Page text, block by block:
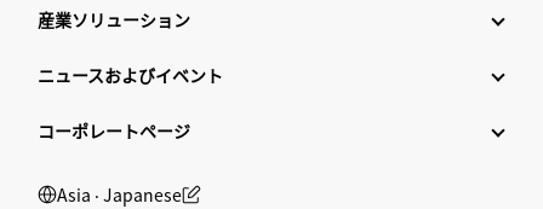
産業ソリューション
ニュースおよびイベント
コーポレートページ
Asia ‧ Japanese